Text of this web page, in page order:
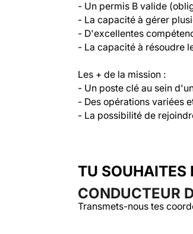
- Un permis B valide
- La capacité à gérer
- D'excellentes
- La capacité à résoudre
Les + de la mission :
- Un poste clé au sein
- Des opérations variées
- La possibilité de
TU SOUHAITES
CONDUCTEUR
Transmets-nous tes